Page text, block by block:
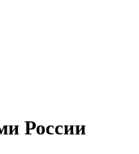
России